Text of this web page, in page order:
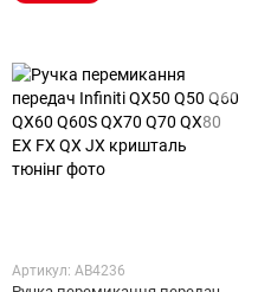
Артикул: AB4236